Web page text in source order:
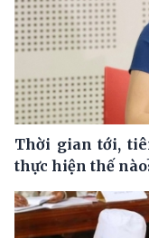
Thời gian tới,
thực hiện thế